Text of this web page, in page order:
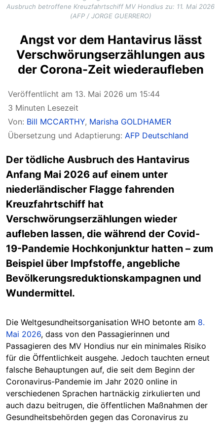
Ausbruch betroffene Kreuzfahrtschiff MV Hondius zu: 11. Mai 2026
(AFP / JORGE GUERRERO)
Angst vor dem Hantavirus lässt
Verschwörungserzählungen aus
der Corona-Zeit wiederaufleben
Veröffentlicht am 13. Mai 2026 um 15:44
3 Minuten Lesezeit
Von: Bill MCCARTHY, Marisha GOLDHAMER
Übersetzung und Adaptierung: AFP Deutschland
Der tödliche Ausbruch des Hantavirus
Anfang Mai 2026 auf einem unter
niederländischer Flagge fahrenden
Kreuzfahrtschiff hat
Verschwörungserzählungen wieder
aufleben lassen, die während der Covid-
19-Pandemie Hochkonjunktur hatten – zum
Beispiel über Impfstoffe, angebliche
Bevölkerungsreduktionskampagnen und
Wundermittel.
Die Weltgesundheitsorganisation WHO betonte am 8.
Mai 2026, dass von den Passagierinnen und
Passagieren des MV Hondius nur ein minimales Risiko
für die Öffentlichkeit ausgehe. Jedoch tauchten erneut
falsche Behauptungen auf, die seit dem Beginn der
Coronavirus-Pandemie im Jahr 2020 online in
verschiedenen Sprachen hartnäckig zirkulierten und
auch dazu beitrugen, die öffentlichen Maßnahmen der
Gesundheitsbehörden gegen das Coronavirus zu